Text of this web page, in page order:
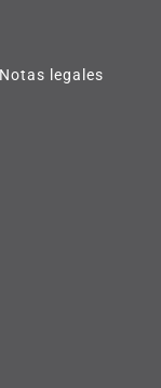
legales